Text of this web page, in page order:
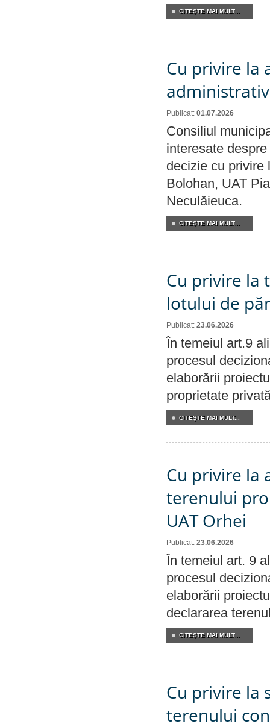
CITEŞTE MAI MULT...
Cu privire la
Publicat: 01.07.2026
Consiliul
interesate
decizie cu privire
Bolohan, UAT
Neculăieuca.
CITEŞTE MAI MULT...
Cu privire la
lotului de
Publicat: 23.06.2026
În temeiul art.9
procesul
elaborării
proprietate
CITEŞTE MAI MULT...
Cu privire la
terenului
UAT Orhei
Publicat: 23.06.2026
În temeiul art. 9
procesul
elaborării
declararea
CITEŞTE MAI MULT...
Cu privire la
terenului